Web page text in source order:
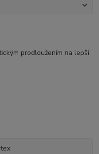
prodloužením na lepší